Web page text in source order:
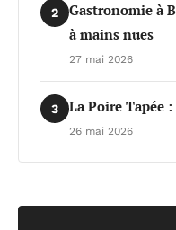
2
Gastronomie à
à mains nues
27 mai 2026
3 La Poire Tapée
26 mai 2026